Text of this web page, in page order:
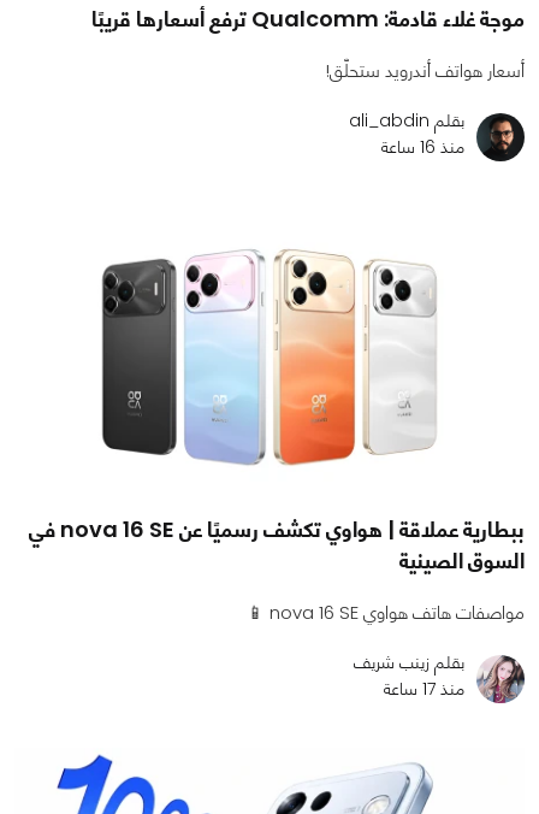
موجة غلاء قادمة: Qualcomm ترفع أسعارها قريبًا
أسعار هواتف أندرويد ستحلّق!
بقلم ali_abdin
منذ 16 ساعة
ببطارية عملاقة | هواوي تكشف رسميًا عن nova 16 SE في
السوق الصينية
مواصفات هاتف هواوي nova 16 SE 📱
بقلم زينب شريف
منذ 17 ساعة